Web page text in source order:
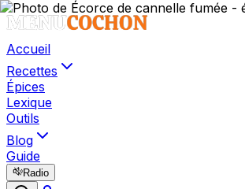
Accueil
Recettes
Épices
Lexique
Outils
Blog
Guide
Radio